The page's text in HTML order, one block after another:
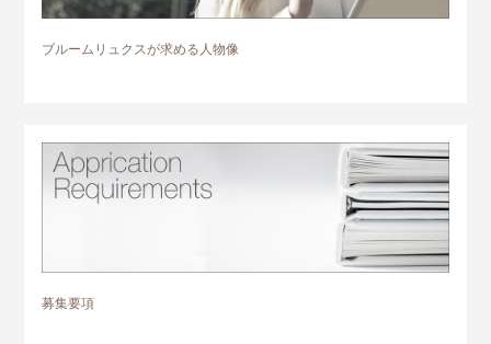
ブルームリュクスが求める人物像
募集要項